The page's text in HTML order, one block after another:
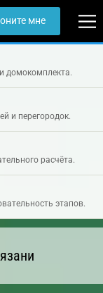
мне
домокомплекта.
и перегородок.
расчёта.
этапов.